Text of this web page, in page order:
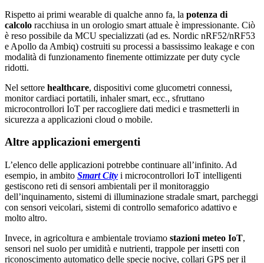
Rispetto ai primi wearable di qualche anno fa, la potenza di
calcolo racchiusa in un orologio smart attuale è impressionante. Ciò
è reso possibile da MCU specializzati (ad es. Nordic nRF52/nRF53
e Apollo da Ambiq) costruiti su processi a bassissimo leakage e con
modalità di funzionamento finemente ottimizzate per duty cycle
ridotti.
Nel settore healthcare, dispositivi come glucometri connessi,
monitor cardiaci portatili, inhaler smart, ecc., sfruttano
microcontrollori IoT per raccogliere dati medici e trasmetterli in
sicurezza a applicazioni cloud o mobile.
Altre applicazioni emergenti
L’elenco delle applicazioni potrebbe continuare all’infinito. Ad
esempio, in ambito Smart City i microcontrollori IoT intelligenti
gestiscono reti di sensori ambientali per il monitoraggio
dell’inquinamento, sistemi di illuminazione stradale smart, parcheggi
con sensori veicolari, sistemi di controllo semaforico adattivo e
molto altro.
Invece, in agricoltura e ambientale troviamo stazioni meteo IoT,
sensori nel suolo per umidità e nutrienti, trappole per insetti con
riconoscimento automatico delle specie nocive, collari GPS per il